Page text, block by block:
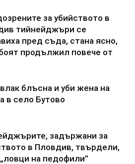
за убийството в
тийнейджъри се
пред съда, стана ясно,
продължил повече от
блъсна и уби жена на
в село Бутово
задържани за
в Пловдив, твърдели,
на педофили”